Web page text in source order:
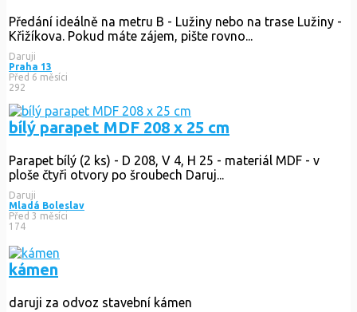
Předání ideálně na metru B - Lužiny nebo na trase Lužiny -
Křižíkova. Pokud máte zájem, pište rovno...
Daruji
Praha 13
Před 6 měsíci
292
bílý parapet MDF 208 x 25 cm
Parapet bílý (2 ks) - D 208, V 4, H 25 - materiál MDF - v
ploše čtyři otvory po šroubech Daruj...
Daruji
Mladá Boleslav
Před 3 měsíci
174
kámen
daruji za odvoz stavební kámen